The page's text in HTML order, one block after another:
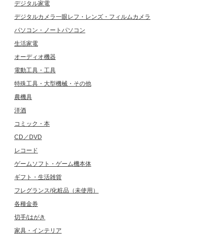
デジタル家電
デジタルカメラ一眼レフ・レンズ・フィルムカメラ
パソコン・ノートパソコン
生活家電
オーディオ機器
電動工具・工具
特殊工具・大型機械・その他
農機具
洋酒
コミック・本
CD／DVD
レコード
ゲームソフト・ゲーム機本体
ギフト・生活雑貨
フレグランス/化粧品（未使用）
各種金券
切手/はがき
家具・インテリア